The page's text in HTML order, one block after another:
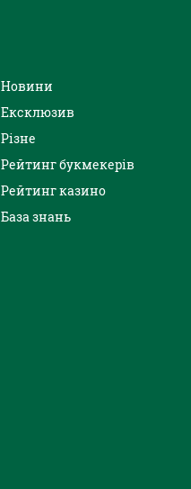
Новини
Ексклюзив
Різне
Рейтинг букмекерів
Рейтинг казино
База знань